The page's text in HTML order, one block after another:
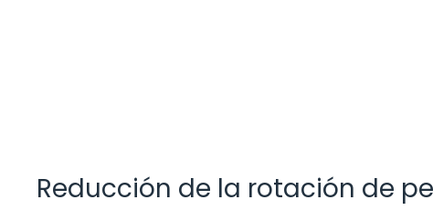
Reducción de la rotación de